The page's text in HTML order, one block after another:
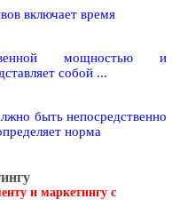
включает время
мощностью и
собой ...
быть непосредственно
норма
и маркетингу с